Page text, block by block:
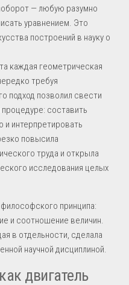
— любую разумно
уравнением. Это
построений в науку о
каждая геометрическая
требуя
подход позволил свести
составить
и интерпретировать
повысила
труда и открыла
исследования целых
принципа:
и соотношение величин.
в отдельности, сделала
научной дисциплиной.
двигатель